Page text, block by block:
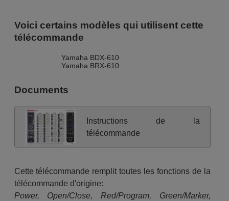
Voici certains modèles qui utilisent cette
télécommande
Yamaha BDX-610
Yamaha BRX-610
Documents
Instructions de la
télécommande
Cette télécommande remplit toutes les fonctions de la
télécommande d'origine:
Power, Open/Close, Red/Program, Green/Marker,